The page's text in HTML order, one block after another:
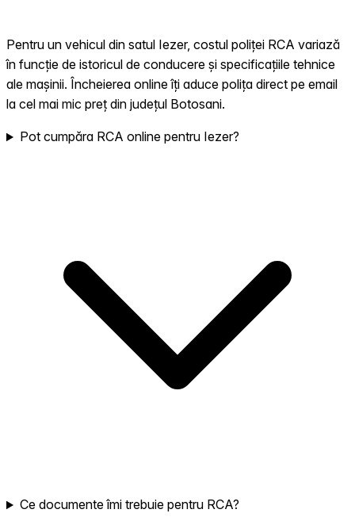
Pentru un vehicul din satul Iezer, costul poliței RCA variază
în funcție de istoricul de conducere și specificațiile tehnice
ale mașinii. Încheierea online îți aduce polița direct pe email
la cel mai mic preț din județul Botosani.
Pot cumpăra RCA online pentru Iezer?
Ce documente îmi trebuie pentru RCA?